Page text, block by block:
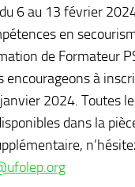
du 6 au 13 février
en
de Formateur
encourageons à
2024. Toutes
dans la